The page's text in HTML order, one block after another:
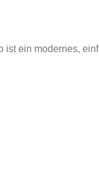
ist ein modernes,